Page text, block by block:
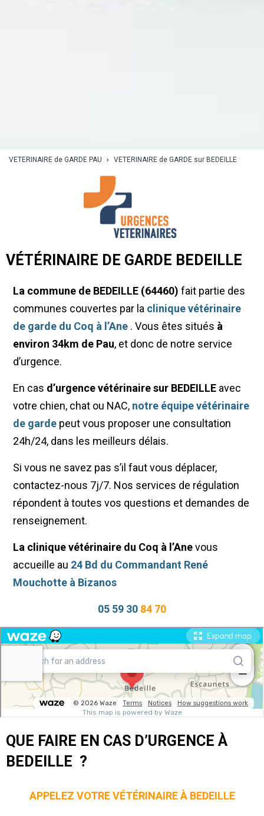
VETERINAIRE de GARDE PAU › VETERINAIRE de GARDE sur BEDEILLE
VÉTÉRINAIRE DE GARDE BEDEILLE
La commune de BEDEILLE (64460) fait partie des
communes couvertes par la clinique vétérinaire
de garde du Coq à l’Ane . Vous êtes situés à
environ 34km de Pau, et donc de notre service
d’urgence.
En cas d’urgence vétérinaire sur BEDEILLE avec
votre chien, chat ou NAC, notre équipe vétérinaire
de garde peut vous proposer une consultation
24h/24, dans les meilleurs délais.
Si vous ne savez pas s’il faut vous déplacer,
contactez-nous 7j/7. Nos services de régulation
répondent à toutes vos questions et demandes de
renseignement.
La clinique vétérinaire du Coq à l’Anevous
accueille au 24 Bd du Commandant René
Mouchotte à Bizanos
05 59 30 84 70
QUE FAIRE EN CAS D’URGENCE À
BEDEILLE ?
APPELEZ VOTRE VÉTÉRINAIRE À BEDEILLE